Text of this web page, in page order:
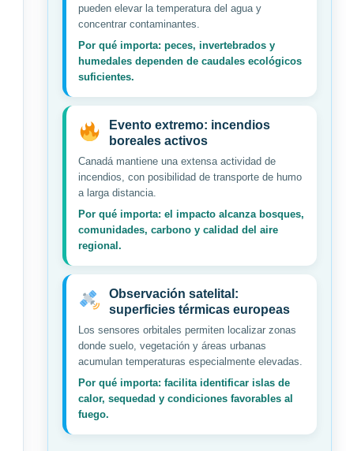
pueden elevar la temperatura del agua y
concentrar contaminantes.
Por qué importa: peces, invertebrados y
humedales dependen de caudales ecológicos
suficientes.
Evento extremo: incendios
boreales activos
Canadá mantiene una extensa actividad de
incendios, con posibilidad de transporte de humo
a larga distancia.
Por qué importa: el impacto alcanza bosques,
comunidades, carbono y calidad del aire
regional.
Observación satelital:
superficies térmicas europeas
Los sensores orbitales permiten localizar zonas
donde suelo, vegetación y áreas urbanas
acumulan temperaturas especialmente elevadas.
Por qué importa: facilita identificar islas de
calor, sequedad y condiciones favorables al
fuego.